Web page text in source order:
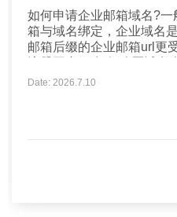
如何申请企业邮箱域名?
箱与域名绑定，企业域名
邮箱后缀的企业邮箱url更
购买的企业邮箱品牌并询问价格。 2、选
邮箱的服务提供商;提供
邮箱的容量和用户数;通常
供商会给您发送一个，企
可...
Date: 2026.7.10